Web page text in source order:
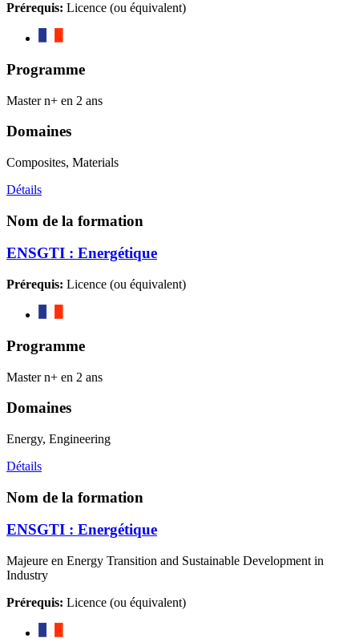
Prérequis: Licence (ou équivalent)
Programme
Master n+ en 2 ans
Domaines
Composites, Materials
Détails
Nom de la formation
ENSGTI : Energétique
Prérequis: Licence (ou équivalent)
Programme
Master n+ en 2 ans
Domaines
Energy, Engineering
Détails
Nom de la formation
ENSGTI : Energétique
Majeure en Energy Transition and Sustainable Development in
Industry
Prérequis: Licence (ou équivalent)